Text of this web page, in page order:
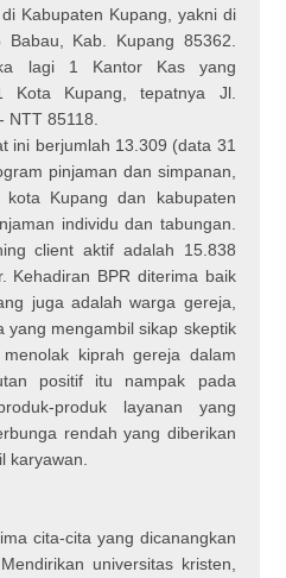
Kabupaten Kupang, yakni di
Kab. Kupang 85362.
lagi 1 Kantor Kas yang
Kota Kupang, tepatnya Jl.
NTT 85118.
ini berjumlah 13.309 (data 31
pinjaman dan simpanan,
Kupang dan kabupaten
individu dan tabungan.
client aktif adalah 15.838
Kehadiran BPR diterima baik
juga adalah warga gereja,
yang mengambil sikap skeptik
kiprah gereja dalam
positif itu nampak pada
produk layanan yang
rendah yang diberikan
karyawan.
cita-cita yang dicanangkan
universitas kristen,